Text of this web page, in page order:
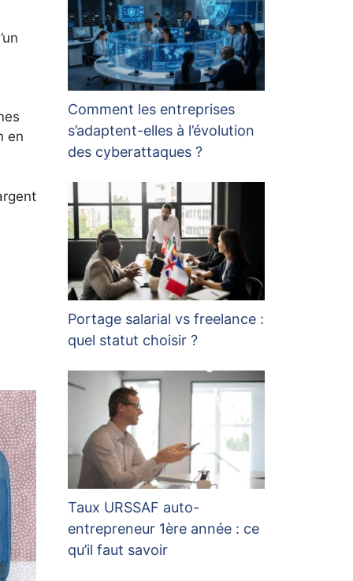
en
Comment les entreprises
s’adaptent-elles à l’évolution
des cyberattaques ?
Portage salarial vs freelance :
quel statut choisir ?
Taux URSSAF auto-
entrepreneur 1ère année : ce
qu’il faut savoir